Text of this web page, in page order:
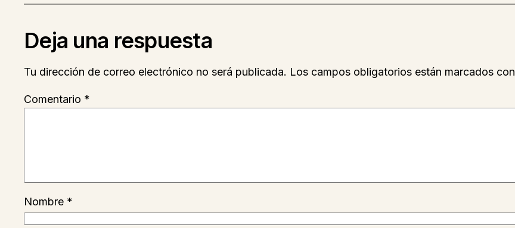
Deja una respuesta
Tu dirección de correo electrónico no será publicada. Los campos obligatorios están marcados con
Comentario *
Nombre *